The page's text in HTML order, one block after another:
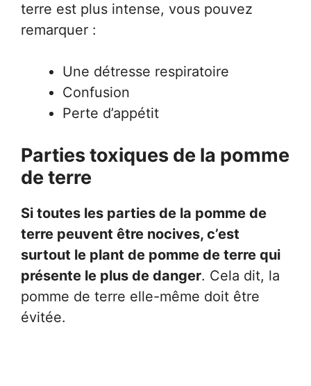
terre est plus intense, vous pouvez
remarquer :
Une détresse respiratoire
Confusion
Perte d’appétit
Parties toxiques de la pomme
de terre
Si toutes les parties de la pomme de
terre peuvent être nocives, c’est
surtout le plant de pomme de terre qui
présente le plus de danger. Cela dit, la
pomme de terre elle-même doit être
évitée.